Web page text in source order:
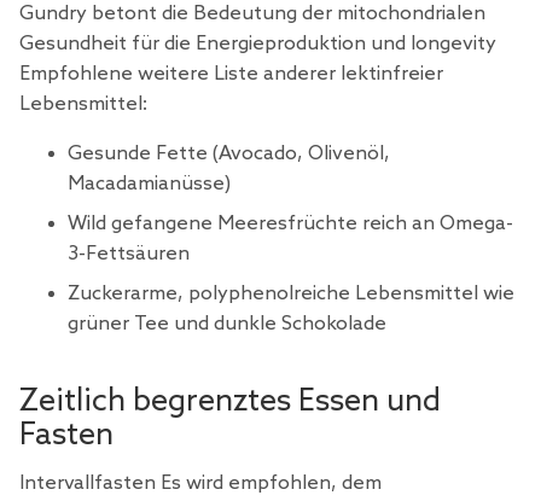
Gundry betont die Bedeutung der mitochondrialen
Gesundheit für die Energieproduktion und longevity
Empfohlene weitere Liste anderer lektinfreier
Lebensmittel:
Gesunde Fette (Avocado, Olivenöl,
Macadamianüsse)
Wild gefangene Meeresfrüchte reich an Omega-
3-Fettsäuren
Zuckerarme, polyphenolreiche Lebensmittel wie
grüner Tee und dunkle Schokolade
Zeitlich begrenztes Essen und
Fasten
Intervallfasten Es wird empfohlen, dem